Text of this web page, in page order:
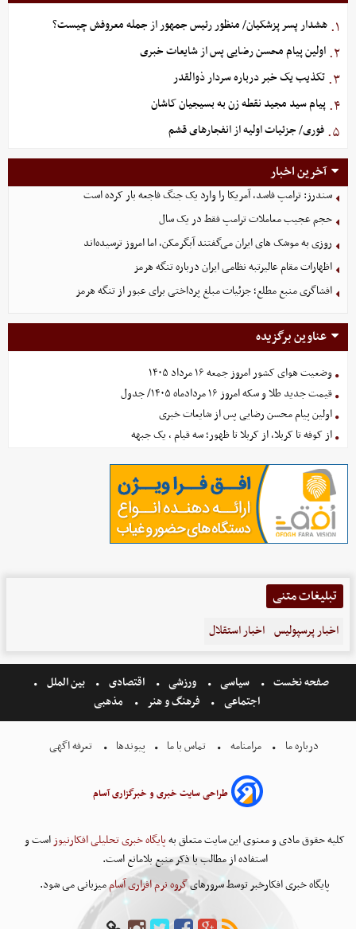
۱. هشدار پسر پزشکیان/ منظور رئیس جمهور از جمله معروفش چیست؟
۲. اولین پیام محسن رضایی پس از شایعات خبری
۳. تکذیب یک خبر درباره سردار ذوالقدر
۴. پیام سید مجید نقطه زن به بسیجیان کاشان
۵. فوری/ جزئیات اولیه از انفجارهای قشم
آخرین اخبار
سندرز: ترامپ فاسد، آمریکا را وارد یک جنگ فاجعه بار کرده است
حجم عجیب معاملات ترامپ فقط در یک سال
روزی به موشک‌ های ایران می‌گفتند آبگرمکن، اما امروز ترسیده‌اند
اظهارات مقام عالیرتبه نظامی ایران درباره تنگه هرمز
افشاگری منبع مطلع؛ جزئیات مبلغ پرداختی برای عبور از تنگه هرمز
عناوین برگزیده
وضعیت هوای کشور امروز جمعه ۱۶ مرداد ۱۴۰۵
قیمت جدید طلا و سکه امروز ۱۶ مردادماه ۱۴۰۵/ جدول
اولین پیام محسن رضایی پس از شایعات خبری
از کوفه تا کربلا، از کربلا تا ظهور؛ سه قیام ، یک جبهه
تبلیغات متنی
اخبار پرسپولیس اخبار استقلال
صفحه نخست سیاسی ورزشی اقتصادی
بین الملل
اجتماعی
فرهنگ و هنر مذهبی
درباره ما مرامنامه تماس با ما پیوندها تعرفه اگهی
طراحی سایت خبری و خبرگزاری آسام
کلیه حقوق مادی و معنوی این سایت متعلق بهپایگاه خبری تحلیلی افکارنیوزاست و
استفاده از مطالب با ذکر منبع بلامانع است.
پایگاه خبری افکارخبر توسط سرورهایگروه نرم افزاری آساممیزبانی می شود.